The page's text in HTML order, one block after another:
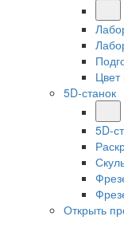
Цвет
5D-станок
5D-
Открыть